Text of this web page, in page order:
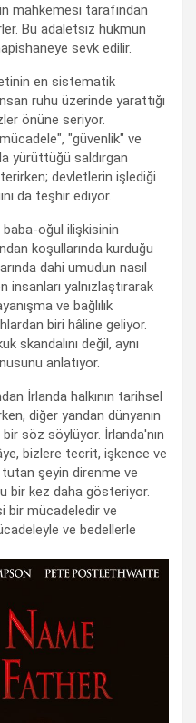
mahkemesi tarafından
Bu adaletsiz hükmün
sevk edilir.
en sistematik
ruhu üzerinde yarattığı
önüne seriyor.
"güvenlik" ve
yürüttüğü saldırgan
devletlerin işlediği
da teşhir ediyor.
oğul ilişkisinin
koşullarında kurduğu
dahi umudun nasıl
yalnızlaştırarak
ve bağlılık
biri hâline geliyor.
skandalını değil, aynı
anlatıyor.
İrlanda halkının tarihsel
diğer yandan dünyanın
söz söylüyor. İrlanda'nın
bizlere tecrit, işkence ve
tutan şeyin direnme ve
bir kez daha gösteriyor.
bir mücadeledir ve
ve bedellerle